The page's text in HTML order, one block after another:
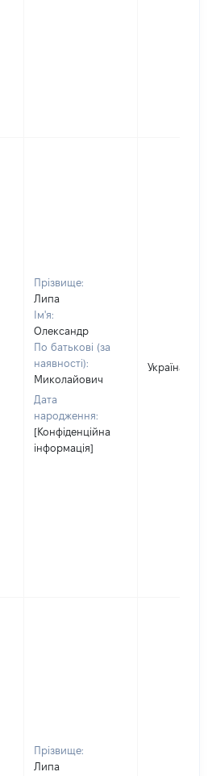
Прізвище:
Липа
Ім'я:
Олександр
По батькові (за
наявності):
Миколайович
Дата
народження:
[Конфіденційна
інформація]
Україна
Прізвище:
Липа